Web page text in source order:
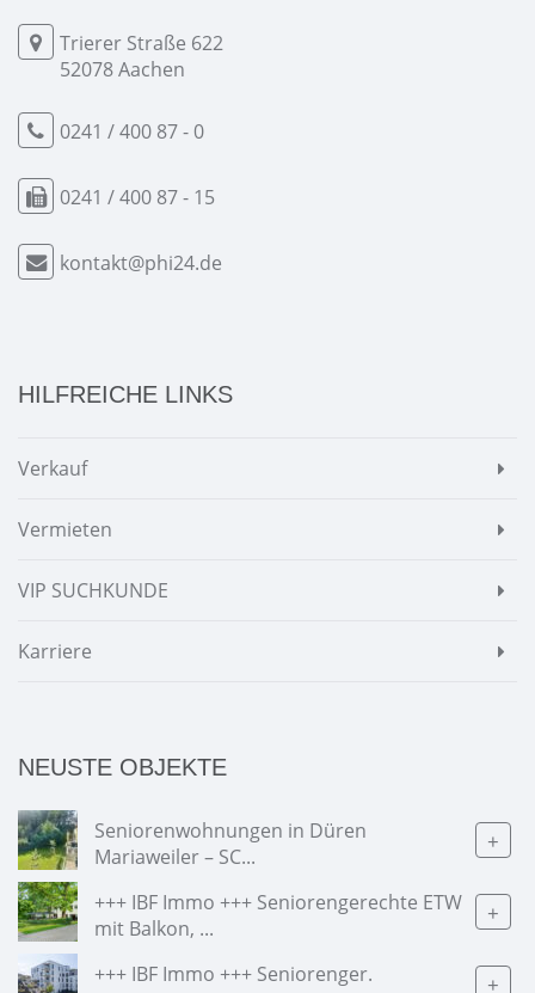
Trierer Straße 622
52078 Aachen
0241 / 400 87 - 0
0241 / 400 87 - 15
kontakt@phi24.de
HILFREICHE LINKS
Verkauf
Vermieten
VIP SUCHKUNDE
Karriere
NEUSTE OBJEKTE
Seniorenwohnungen in Düren
Mariaweiler – SC...
+
+++ IBF Immo +++ Seniorengerechte ETW
mit Balkon, ...
+
+++ IBF Immo +++ Seniorenger.
+